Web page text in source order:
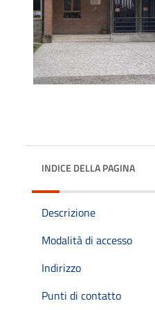
INDICE DELLA PAGINA
Descrizione
Modalità di accesso
Indirizzo
Punti di contatto